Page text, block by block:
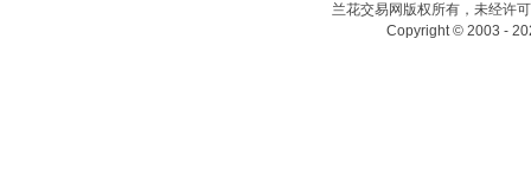
兰花交易网版权所有，未经许
Copyright © 2003 -